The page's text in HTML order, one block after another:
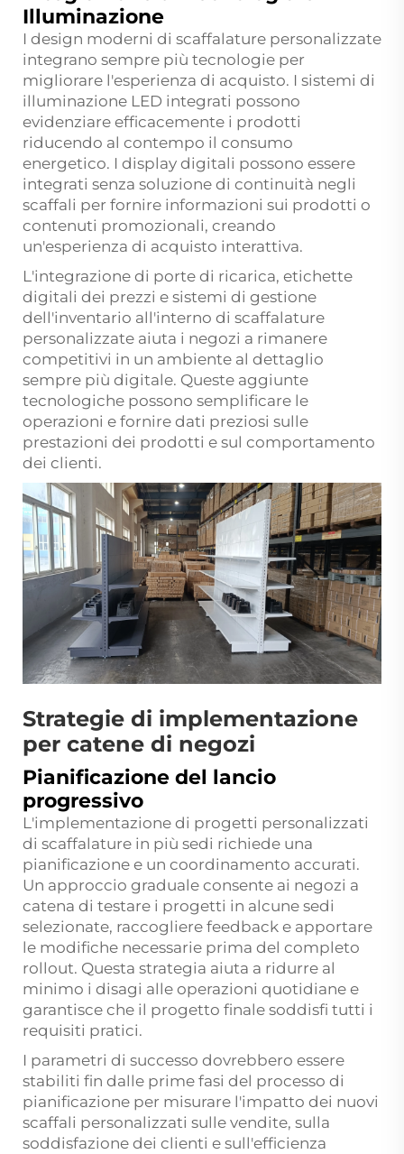
Illuminazione
I design moderni di scaffalature personalizzate
integrano sempre più tecnologie per
migliorare l'esperienza di acquisto. I sistemi di
illuminazione LED integrati possono
evidenziare efficacemente i prodotti
riducendo al contempo il consumo
energetico. I display digitali possono essere
integrati senza soluzione di continuità negli
scaffali per fornire informazioni sui prodotti o
contenuti promozionali, creando
un'esperienza di acquisto interattiva.
L'integrazione di porte di ricarica, etichette
digitali dei prezzi e sistemi di gestione
dell'inventario all'interno di scaffalature
personalizzate aiuta i negozi a rimanere
competitivi in un ambiente al dettaglio
sempre più digitale. Queste aggiunte
tecnologiche possono semplificare le
operazioni e fornire dati preziosi sulle
prestazioni dei prodotti e sul comportamento
dei clienti.
Strategie di implementazione
per catene di negozi
Pianificazione del lancio
progressivo
L'implementazione di progetti personalizzati
di scaffalature in più sedi richiede una
pianificazione e un coordinamento accurati.
Un approccio graduale consente ai negozi a
catena di testare i progetti in alcune sedi
selezionate, raccogliere feedback e apportare
le modifiche necessarie prima del completo
rollout. Questa strategia aiuta a ridurre al
minimo i disagi alle operazioni quotidiane e
garantisce che il progetto finale soddisfi tutti i
requisiti pratici.
I parametri di successo dovrebbero essere
stabiliti fin dalle prime fasi del processo di
pianificazione per misurare l'impatto dei nuovi
scaffali personalizzati sulle vendite, sulla
soddisfazione dei clienti e sull'efficienza